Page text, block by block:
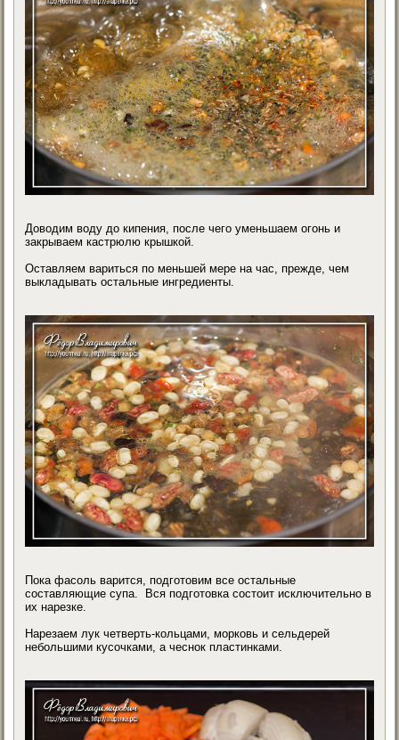
Доводим воду до кипения, после чего уменьшаем огонь и
закрываем кастрюлю крышкой.
Оставляем вариться по меньшей мере на час, прежде, чем
выкладывать остальные ингредиенты.
Пока фасоль варится, подготовим все остальные
составляющие супа. Вся подготовка состоит исключительно в
их нарезке.
Нарезаем лук четверть-кольцами, морковь и сельдерей
небольшими кусочками, а чеснок пластинками.